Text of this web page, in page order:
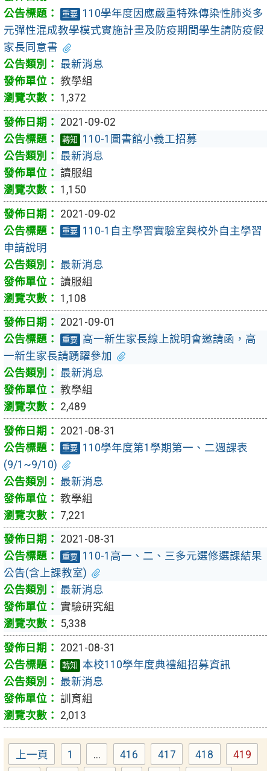
重要 110學年度因應嚴重特殊傳染性肺炎多
元彈性混成教學模式實施計畫及防疫期間學生請防疫假
家長同意書
最新消息
教學組
1,372
2021-09-02
轉知
110-1圖書館小義工招募
最新消息
讀服組
1,150
2021-09-02
重要 110-1自主學習實驗室與校外自主學習
申請說明
最新消息
讀服組
1,108
2021-09-01
重要 高一新生家長線上說明會邀請函，高
一新生家長請踴躍參加
最新消息
教學組
2,489
2021-08-31
重要 110學年度第1學期第一、二週課表
(9/1~9/10)
最新消息
教學組
7,221
2021-08-31
重要 110-1高一、二、三多元選修選課結果
公告(含上課教室)
最新消息
實驗研究組
5,338
2021-08-31
轉知
本校110學年度典禮組招募資訊
最新消息
訓育組
2,013
上一頁 Page
1 ... Page
416 Page
417 Page
418 Page
419